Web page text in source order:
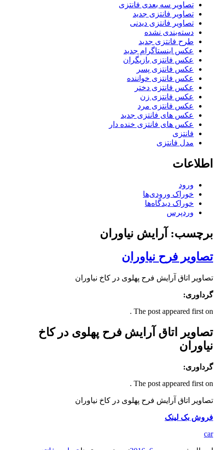
تصاویر سه بعدی فانتزی
تصاویر فانتزی جدید
تصاویر فانتزی دیدنی
دسته‌بندی نشده
طرح فانتزی جدید
عکس اینستاگرام جدید
عکس فانتزی بازیگران
عکس فانتزی پسر
عکس فانتزی خواننده
عکس فانتزی دختر
عکس فانتزی زن
عکس فانتزی مرد
عکس های فانتزی جدید
عکس های فانتزی خنده دار
فانتزی
مدل فانتزی
اطلاعات
ورود
خوراک ورودی‌ها
خوراک دیدگاه‌ها
وردپرس
برچسب: آرایش نیاوران
تصاویر فرح نیاوران
تصاویر اتاق آرایش فرح پهلوی در کاخ نیاوران
گرداوری:
The post appeared first on .
تصاویر اتاق آرایش فرح پهلوی در کاخ
نیاوران
گرداوری:
The post appeared first on .
تصاویر اتاق آرایش فرح پهلوی در کاخ نیاوران
فروش بک لینک
car